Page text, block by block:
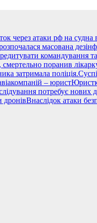
через атаки рф на
масована
командування
поранив
затримала
–
потребує нових
атаки